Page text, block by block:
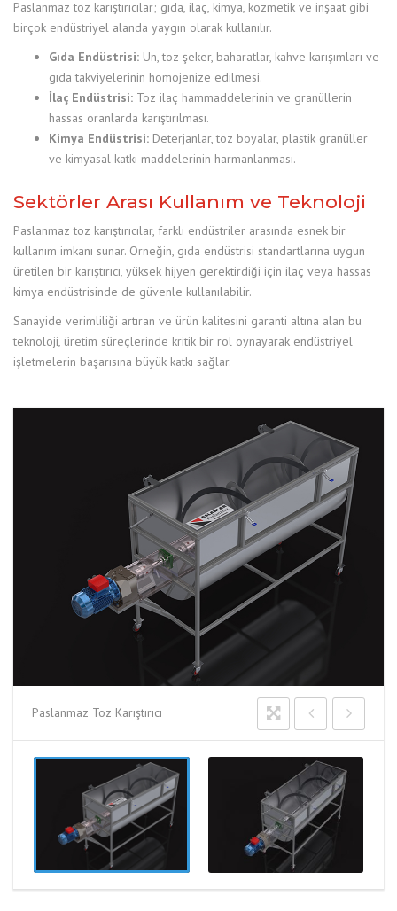
Paslanmaz toz karıştırıcılar; gıda, ilaç, kimya, kozmetik ve inşaat gibi
birçok endüstriyel alanda yaygın olarak kullanılır.
Gıda Endüstrisi: Un, toz şeker, baharatlar, kahve karışımları ve
gıda takviyelerinin homojenize edilmesi.
İlaç Endüstrisi: Toz ilaç hammaddelerinin ve granüllerin
hassas oranlarda karıştırılması.
Kimya Endüstrisi: Deterjanlar, toz boyalar, plastik granüller
ve kimyasal katkı maddelerinin harmanlanması.
Sektörler Arası Kullanım ve Teknoloji
Paslanmaz toz karıştırıcılar, farklı endüstriler arasında esnek bir
kullanım imkanı sunar. Örneğin, gıda endüstrisi standartlarına uygun
üretilen bir karıştırıcı, yüksek hijyen gerektirdiği için ilaç veya hassas
kimya endüstrisinde de güvenle kullanılabilir.
Sanayide verimliliği artıran ve ürün kalitesini garanti altına alan bu
teknoloji, üretim süreçlerinde kritik bir rol oynayarak endüstriyel
işletmelerin başarısına büyük katkı sağlar.
Paslanmaz Toz Karıştırıcı